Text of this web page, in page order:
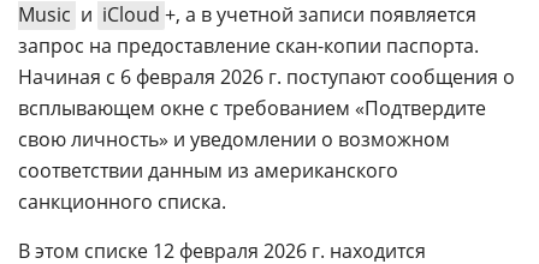
Music и iCloud +, а в учетной записи появляется
запрос на предоставление скан-копии паспорта.
Начиная с 6 февраля 2026 г. поступают сообщения о
всплывающем окне с требованием «Подтвердите
свою личность» и уведомлении о возможном
соответствии данным из американского
санкционного списка.
В этом списке 12 февраля 2026 г. находится